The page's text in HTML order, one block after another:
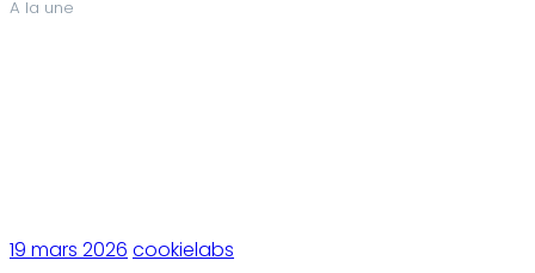
A la une
19 mars 2026 cookielabs